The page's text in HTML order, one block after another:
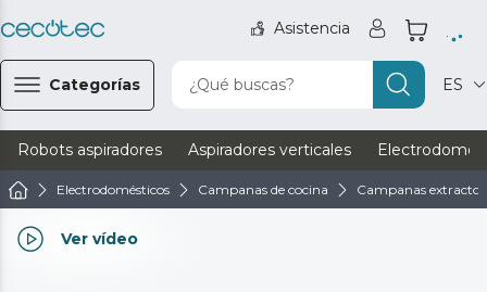
Asistencia
Categorías ¿Qué buscas? ES
Robots aspiradores Aspiradores verticales
Electrodomésticos Campanas de cocina Campanas
Ver vídeo